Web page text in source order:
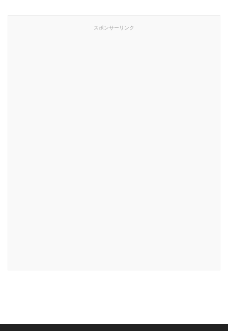
スポンサーリンク